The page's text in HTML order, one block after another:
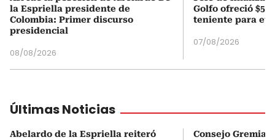
la Espriella presidente de
Colombia: Primer discurso
presidencial
08/08/2026
Golfo ofreció
teniente para
07/08/2026
Últimas Noticias
Abelardo de la Espriella reiteró
Consejo Gremial